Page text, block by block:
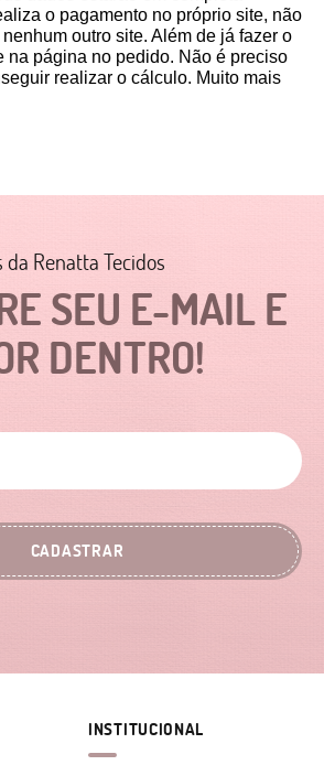
o pagamento no próprio site, não
outro site. Além de já fazer o
na página no pedido. Não é preciso
realizar o cálculo. Muito mais
SEU E-MAIL E
DENTRO!
Renatta Tecidos
CADASTRAR
INSTITUCIONAL